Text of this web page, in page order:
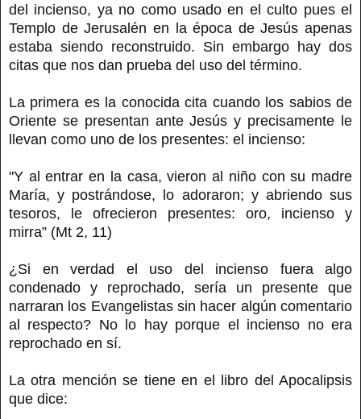
del incienso, ya no como usado en el culto pues el
Templo de Jerusalén en la época de Jesús apenas
estaba siendo reconstruido. Sin embargo hay dos
citas que nos dan prueba del uso del término.
La primera es la conocida cita cuando los sabios de
Oriente se presentan ante Jesús y precisamente le
llevan como uno de los presentes: el incienso:
"Y al entrar en la casa, vieron al niño con su madre
María, y postrándose, lo adoraron; y abriendo sus
tesoros, le ofrecieron presentes: oro, incienso y
mirra” (Mt 2, 11)
¿Si en verdad el uso del incienso fuera algo
condenado y reprochado, sería un presente que
narraran los Evangelistas sin hacer algún comentario
al respecto? No lo hay porque el incienso no era
reprochado en sí.
La otra mención se tiene en el libro del Apocalipsis
que dice: